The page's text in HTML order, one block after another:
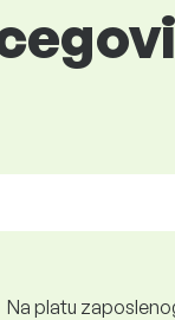
Na platu